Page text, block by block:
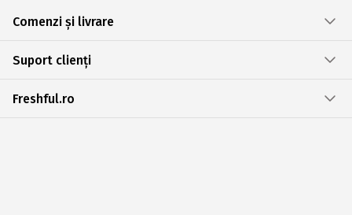
Comenzi și livrare
Suport clienți
Freshful.ro